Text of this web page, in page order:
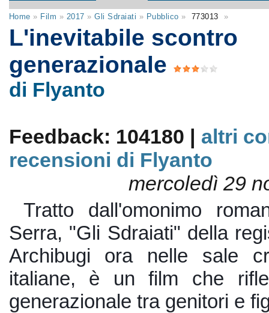
Home » Film » 2017 »Gli Sdraiati » Pubblico » 773013 »
L'inevitabile scontro
generazionale
di Flyanto
Feedback: 104180 | altri
recensioni di Flyanto
mercoledì 29
Tratto dall'omonimo
Serra, "Gli Sdraiati" della
Archibugi ora nelle sale
italiane, è un film che
generazionale tra genitori e